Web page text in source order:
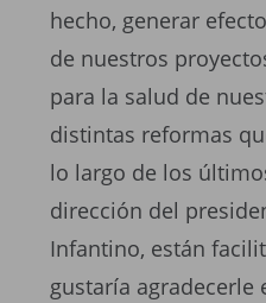
hecho, generar
de nuestros
para la salud de
distintas reformas
lo largo de los
dirección del
Infantino, están
gustaría agradecerle